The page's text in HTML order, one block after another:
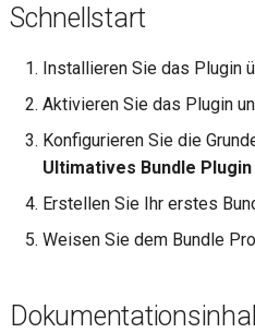
Schnellstart
Installieren Sie das Plugin
Aktivieren Sie das Plugin
Konfigurieren Sie die
Ultimatives Bundle
Erstellen Sie Ihr erstes
Weisen Sie dem Bundle